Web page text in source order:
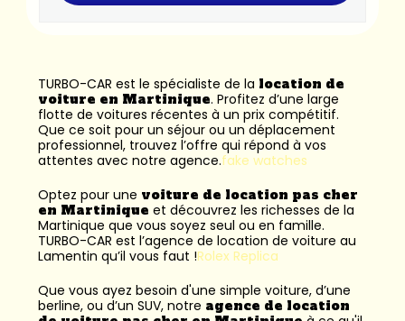
TURBO-CAR est le spécialiste de la location de
voiture en Martinique. Profitez d’une large
flotte de voitures récentes à un prix compétitif.
Que ce soit pour un séjour ou un déplacement
professionnel, trouvez l’offre qui répond à vos
attentes avec notre agence.fake watches
Optez pour une voiture de location pas cher
en Martinique et découvrez les richesses de la
Martinique que vous soyez seul ou en famille.
TURBO-CAR est l’agence de location de voiture au
Lamentin qu’il vous faut !Rolex Replica
Que vous ayez besoin d'une simple voiture, d’une
berline, ou d’un SUV, notre agence de location